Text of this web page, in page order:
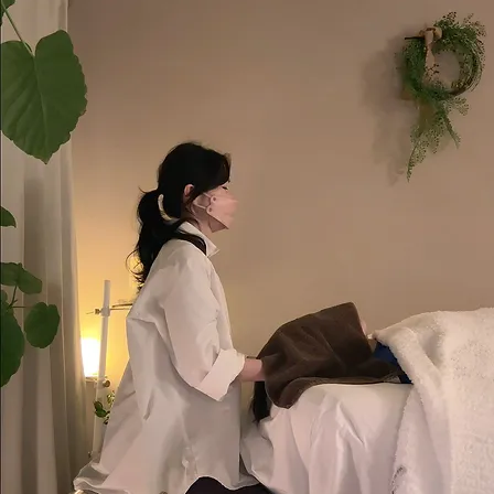
満月ヒーリングとは？感謝を
込めてお届けする遠隔レイキ
ヒーリング🌕